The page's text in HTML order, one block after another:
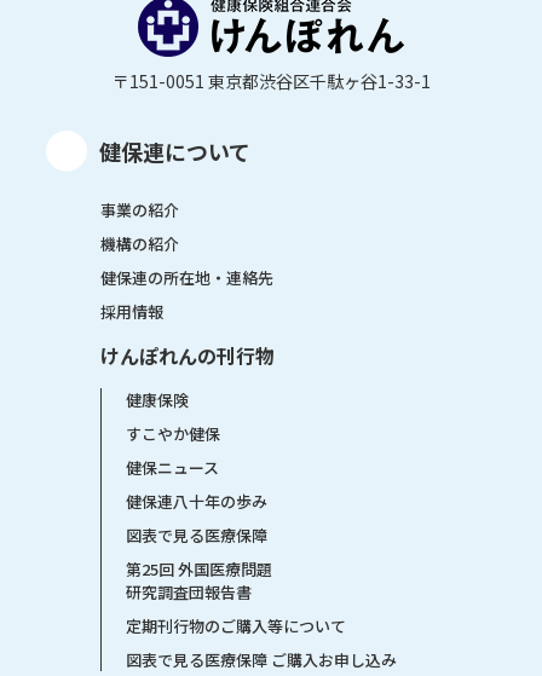
〒151-0051 東京都渋谷区千駄ヶ谷1-33-1
健保連について
事業の紹介
機構の紹介
健保連の所在地・連絡先
採用情報
けんぽれんの刊行物
健康保険
すこやか健保
健保ニュース
健保連八十年の歩み
図表で見る医療保障
第25回 外国医療問題
研究調査団報告書
定期刊行物のご購入等について
図表で見る医療保障 ご購入お申し込み